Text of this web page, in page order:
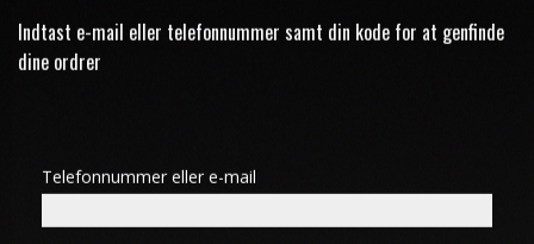
Indtast e-mail eller telefonnummer samt din kode for at genfinde
dine ordrer